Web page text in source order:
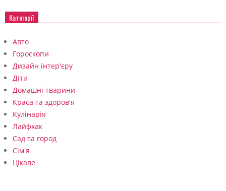
Категорії
Авто
Гороскопи
Дизайн інтер'єру
Діти
Домашні тварини
Краса та здоров'я
Кулінарія
Лайфхак
Сад та город
Сім'я
Цікаве